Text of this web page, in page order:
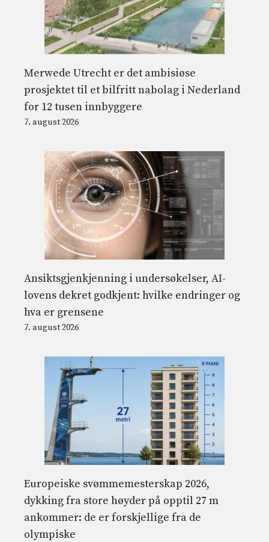
Merwede Utrecht er det ambisiøse
prosjektet til et bilfritt nabolag i Nederland
for 12 tusen innbyggere
7. august 2026
Ansiktsgjenkjenning i undersøkelser, AI-
lovens dekret godkjent: hvilke endringer og
hva er grensene
7. august 2026
Europeiske svømmemesterskap 2026,
dykking fra store høyder på opptil 27 m
ankommer: de er forskjellige fra de
olympiske